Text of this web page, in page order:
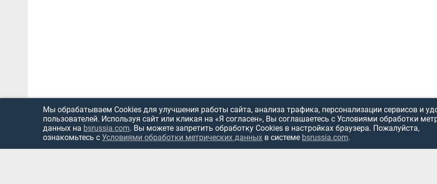
Мы обрабатываем Cookies для улучшения работы сайта, анализа трафика, персонализации сервисов и
пользователей. Используя сайт или кликая на «Я согласен», Вы соглашаетесь с Условиями обработки
данных на bsrussia.com. Вы можете запретить обработку Cookies в настройках браузера. Пожалуйста,
ознакомьтесь с Условиями обработки метрических данных в системе bsrussia.com.